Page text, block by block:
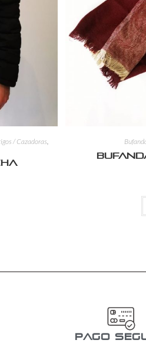
/ Cazadoras
pago